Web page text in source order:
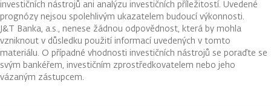
investičních nástrojů ani analýzu investičních příležitostí. Uvedené
prognózy nejsou spolehlivým ukazatelem budoucí výkonnosti.
J&T Banka, a.s., nenese žádnou odpovědnost, která by mohla
vzniknout v důsledku použití informací uvedených v tomto
materiálu. O případné vhodnosti investičních nástrojů se poraďte se
svým bankéřem, investičním zprostředkovatelem nebo jeho
vázaným zástupcem.